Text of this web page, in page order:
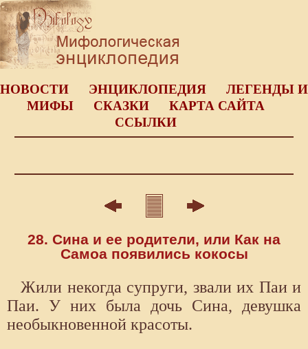
НОВОСТИ ЭНЦИКЛОПЕДИЯ
ЛЕГЕНДЫ И
МИФЫ
СКАЗКИ
КАРТА САЙТА
ССЫЛКИ
28. Сина и ее родители, или Как на
Самоа появились кокосы
Жили некогда супруги, звали их Паи и
Паи. У них была дочь Сина, девушка
необыкновенной красоты.